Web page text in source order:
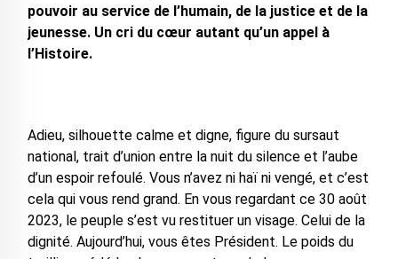
pouvoir au service de l’humain, de la justice et de la
jeunesse. Un cri du cœur autant qu’un appel à
l’Histoire.
Adieu, silhouette calme et digne, figure du sursaut
national, trait d’union entre la nuit du silence et l’aube
d’un espoir refoulé. Vous n’avez ni haï ni vengé, et c’est
cela qui vous rend grand. En vous regardant ce 30 août
2023, le peuple s’est vu restituer un visage. Celui de la
dignité. Aujourd’hui, vous êtes Président. Le poids du